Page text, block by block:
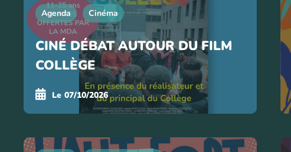
Agenda Cinéma
CINÉ DÉBAT AUTOUR DU FILM
COLLÈGE
Le 07/10/2026